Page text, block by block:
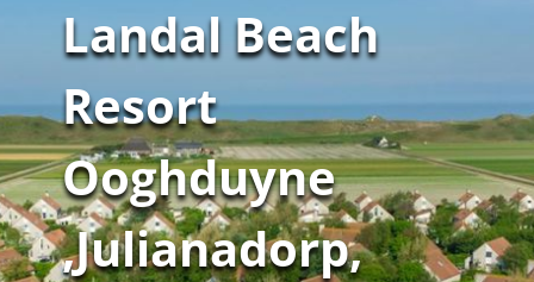
Landal Beach
Resort
Ooghduyne
,Julianadorp,